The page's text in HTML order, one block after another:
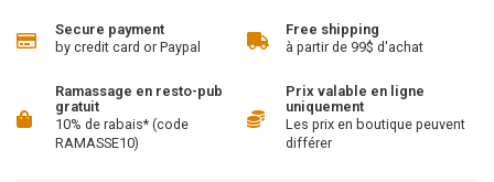
Secure payment
by credit card or Paypal
Free shipping
à partir de 99$ d'achat
Ramassage en resto-pub
gratuit
10% de rabais* (code
RAMASSE10)
Prix valable en ligne
uniquement
Les prix en boutique peuvent
différer